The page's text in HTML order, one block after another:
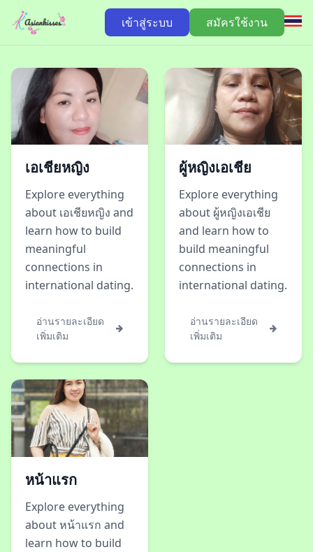
เข้าสู่ระบบ สมัครใช้งาน
เอเชียหญิง
Explore everything
about เอเชียหญิง and
learn how to build
meaningful
connections in
international dating.
อ่านรายละเอียด
เพิ่มเติม
ผู้หญิงเอเชีย
Explore everything
about ผู้หญิงเอเชีย
and learn how to
build meaningful
connections in
international dating.
อ่านรายละเอียด
เพิ่มเติม
หน้าแรก
Explore everything
about หน้าแรก and
learn how to build